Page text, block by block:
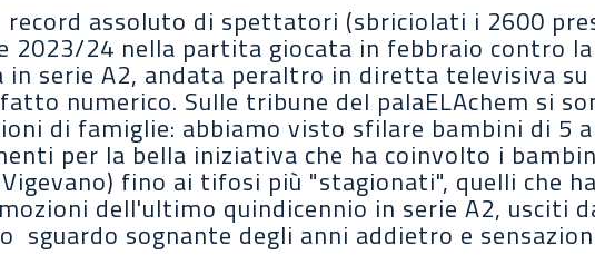
record assoluto di spettatori (sbriciolati i 2600
2023/24 nella partita giocata in febbraio contro
in serie A2, andata peraltro in diretta televisiva
numerico. Sulle tribune del palaELAchem si
di famiglie: abbiamo visto sfilare bambini di 5
per la bella iniziativa che ha coinvolto i
Vigevano) fino ai tifosi più "stagionati", quelli che
dell'ultimo quindicennio in serie A2, usciti
sguardo sognante degli anni addietro e